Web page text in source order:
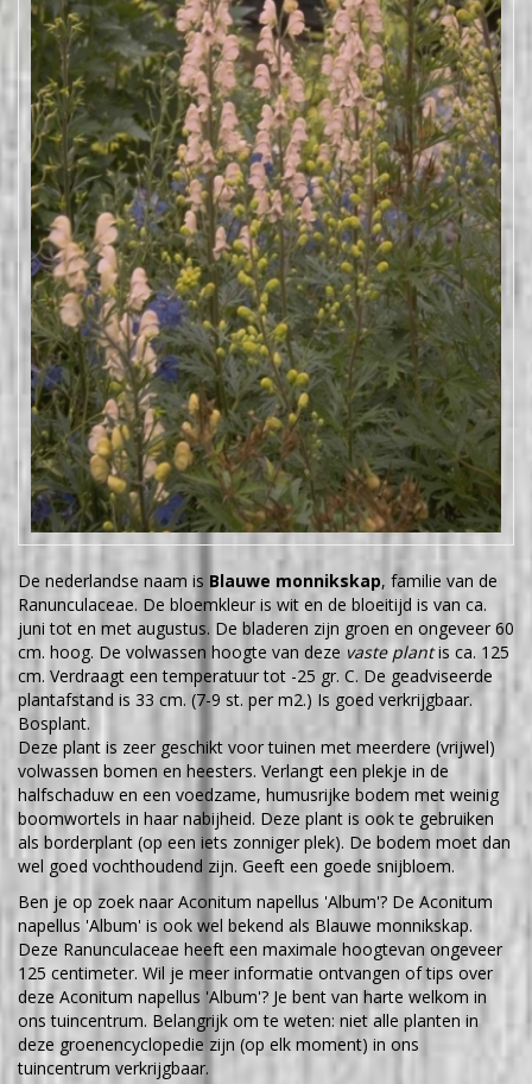
De nederlandse naam is Blauwe monnikskap, familie van de
Ranunculaceae. De bloemkleur is wit en de bloeitijd is van ca.
juni tot en met augustus. De bladeren zijn groen en ongeveer 60
cm. hoog. De volwassen hoogte van deze vaste plantis ca. 125
cm. Verdraagt een temperatuur tot -25 gr. C. De geadviseerde
plantafstand is 33 cm. (7-9 st. per m2.) Is goed verkrijgbaar.
Bosplant.
Deze plant is zeer geschikt voor tuinen met meerdere (vrijwel)
volwassen bomen en heesters. Verlangt een plekje in de
halfschaduw en een voedzame, humusrijke bodem met weinig
boomwortels in haar nabijheid. Deze plant is ook te gebruiken
als borderplant (op een iets zonniger plek). De bodem moet dan
wel goed vochthoudend zijn. Geeft een goede snijbloem.
Ben je op zoek naar Aconitum napellus 'Album'? De Aconitum
napellus 'Album' is ook wel bekend als Blauwe monnikskap.
Deze Ranunculaceae heeft een maximale hoogtevan ongeveer
125 centimeter. Wil je meer informatie ontvangen of tips over
deze Aconitum napellus 'Album'? Je bent van harte welkom in
ons tuincentrum. Belangrijk om te weten: niet alle planten in
deze groenencyclopedie zijn (op elk moment) in ons
tuincentrum verkrijgbaar.